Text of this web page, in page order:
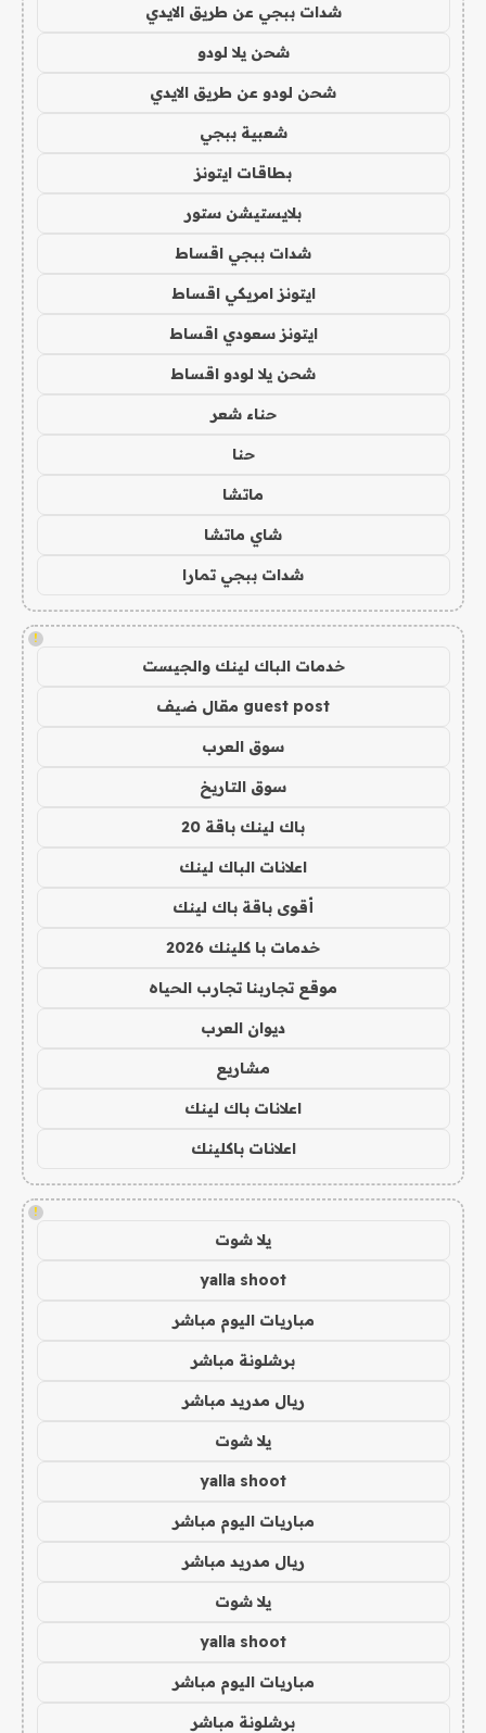
شدات ببجي عن طريق الايدي
شحن يلا لودو
شحن لودو عن طريق الايدي
شعبية ببجي
بطاقات ايتونز
بلايستيشن ستور
شدات ببجي اقساط
ايتونز امريكي اقساط
ايتونز سعودي اقساط
شحن يلا لودو اقساط
حناء شعر
حنا
ماتشا
شاي ماتشا
شدات ببجي تمارا
!
خدمات الباك لينك والجيست
guest post مقال ضيف
سوق العرب
سوق التاريخ
باك لينك باقة 20
اعلانات الباك لينك
أقوى باقة باك لينك
خدمات با كلينك 2026
موقع تجاربنا تجارب الحياه
ديوان العرب
مشاريع
اعلانات باك لينك
اعلانات باكلينك
!
يلا شوت
yalla shoot
مباريات اليوم مباشر
برشلونة مباشر
ريال مدريد مباشر
يلا شوت
yalla shoot
مباريات اليوم مباشر
ريال مدريد مباشر
يلا شوت
yalla shoot
مباريات اليوم مباشر
برشلونة مباشر